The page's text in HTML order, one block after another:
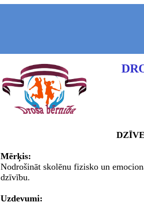
Mērķis:
Nodrošināt skolēnu fizisko un
dzīvību.
Uzdevumi: